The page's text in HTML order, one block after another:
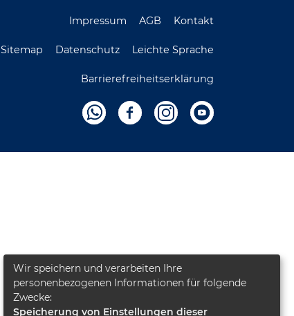
Impressum AGB Kontakt
Sitemap Datenschutz Leichte Sprache
Barrierefreiheitserklärung
Wir speichern und verarbeiten Ihre
personenbezogenen Informationen für folgende
Zwecke:
Speicherung von Einstellungen dieser